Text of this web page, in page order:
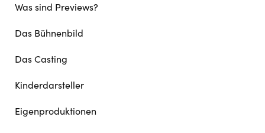
Was sind Previews?
Das Bühnenbild
Das Casting
Kinderdarsteller
Eigenproduktionen